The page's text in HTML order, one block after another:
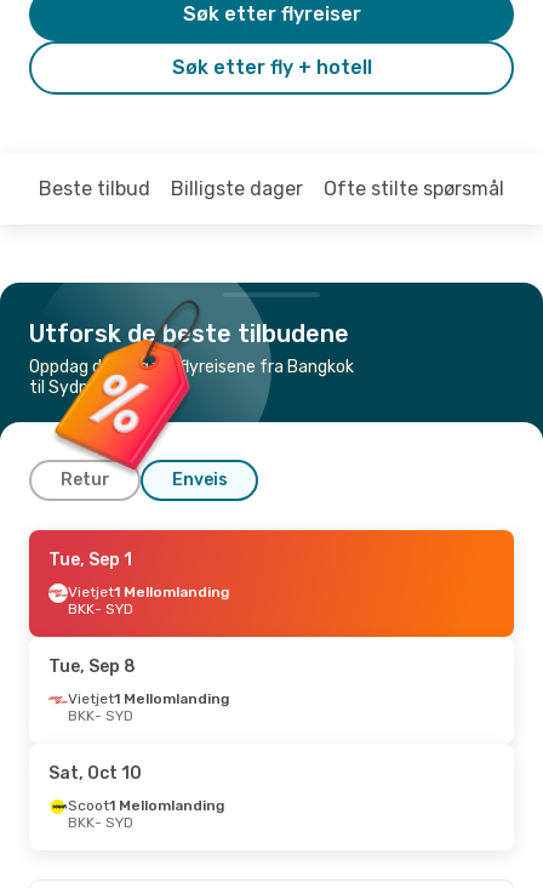
Søk etter fly + hotell
Søk etter flyreiser
Beste tilbud Billigste dager Ofte stilte spørsmål
Utforsk de beste tilbudene
Oppdag de billigste flyreisene fra Bangkok
til Sydney
Retur Enveis
Tue, Aug 25
Vietjet1 Mellomlanding
BKK- SYD
SYD- BKK
Tue, Sep 1
Vietjet1 Mellomlanding
BKK- SYD
Tue, Sep 8
Vietjet1 Mellomlanding
BKK- SYD
Sat, Oct 10
Scoot1 Mellomlanding
BKK- SYD